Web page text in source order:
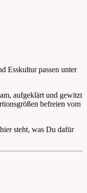
Esskultur passen unter
aufgeklärt und gewitzt
befreien vom
steht, was Du dafür